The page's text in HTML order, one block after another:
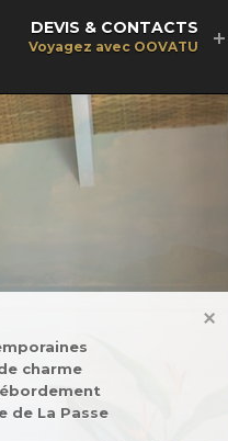
DEVIS & CONTACTS
Voyagez avec OOVATU
charme
de La Passe